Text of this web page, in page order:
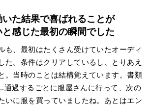
いた結果で喜ばれることが
と感じた最初の瞬間でした
も、最初はたくさん受けていたオーディ
た。条件はクリアしているし、とりあえ
。当時のことは結構覚えています。書類
通過するごとに服屋さんに行って、次の
いに服を買っていましたね。あとはエン